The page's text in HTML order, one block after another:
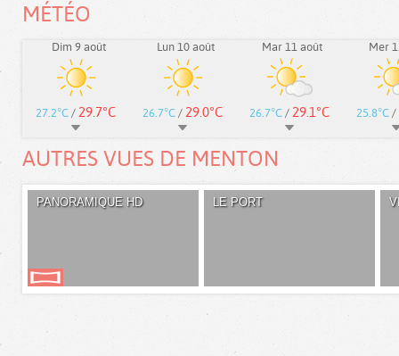
MÉTÉO
Dim 9 août
27.2°C / 29.7°C
Lun 10 août
26.7°C / 29.0°C
Mar 11 août
26.7°C / 29.1°C
Mer
25.8°C /
AUTRES VUES DE MENTON
PANORAMIQUE HD LE PORT